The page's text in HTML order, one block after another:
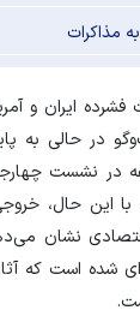
مذاکرات
فشرده ایران و
گفت‌و‌گو در حالی
در نشست
با این حال،
نشان
شده است که